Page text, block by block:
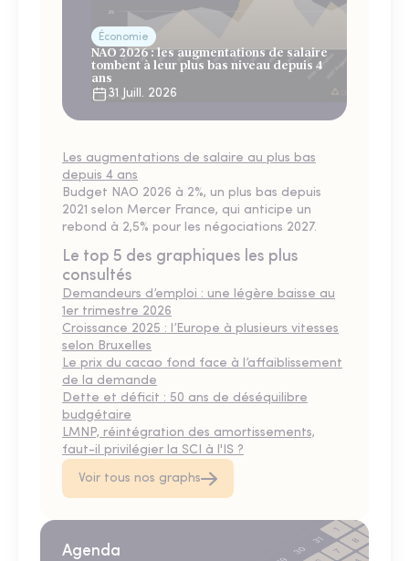
Économie
NAO 2026 : les augmentations de salaire
tombent à leur plus bas niveau depuis 4
ans
31 Juill. 2026
Les augmentations de salaire au plus bas
depuis 4 ans
Budget NAO 2026 à 2%, un plus bas depuis
2021 selon Mercer France, qui anticipe un
rebond à 2,5% pour les négociations 2027.
Le top 5 des graphiques les plus
consultés
Demandeurs d’emploi : une légère baisse au
1er trimestre 2026
Croissance 2025 : l’Europe à plusieurs vitesses
selon Bruxelles
Le prix du cacao fond face à l’affaiblissement
de la demande
Dette et déficit : 50 ans de déséquilibre
budgétaire
LMNP, réintégration des amortissements,
faut-il privilégier la SCI à l'IS ?
Voir tous nos graphs
Agenda